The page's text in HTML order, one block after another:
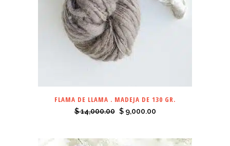
FLAMA DE LLAMA . MADEJA DE 130 GR.
$14,000.00 El
original
$9,000.00El
actual